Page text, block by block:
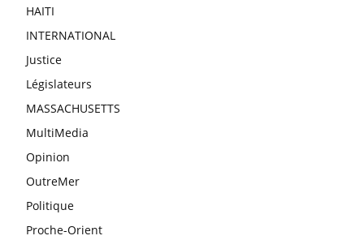
HAITI
INTERNATIONAL
Justice
Législateurs
MASSACHUSETTS
MultiMedia
Opinion
OutreMer
Politique
Proche-Orient